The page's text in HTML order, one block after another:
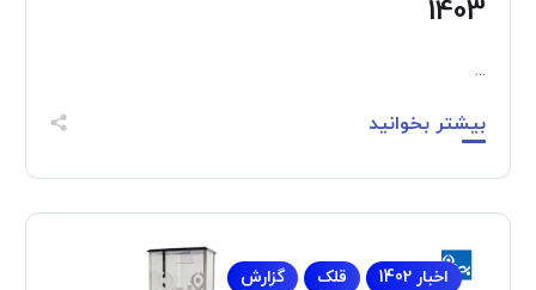
1403
...
بیشتر بخوانید
اخبار 1402 قلک گزارش